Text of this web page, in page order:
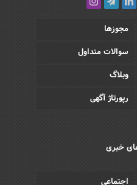
مجوزها
سوالات متداول
وبلاگ
رپورتاژ آگهی
خبری
اجتماعی